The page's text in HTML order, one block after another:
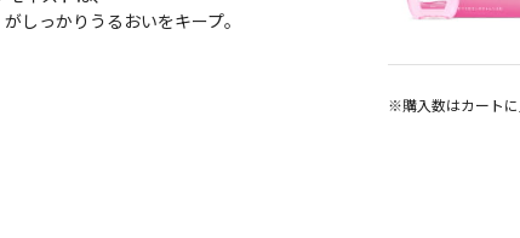
しっかりうるおいをキープ。
※購入数はカート